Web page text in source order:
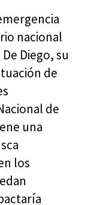
nacional
Diego, su
de
de
una
los